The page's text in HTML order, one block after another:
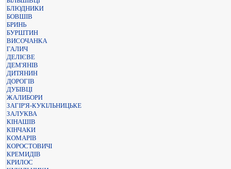
БЛЮДНИКИ
БОВШІВ
БРИНЬ
БУРШТИН
ВИСОЧАНКА
ГАЛИЧ
ДЕЛІЄВЕ
ДЕМ'ЯНІВ
ДИТЯНИН
ДОРОГІВ
ДУБІВЦІ
ЖАЛИБОРИ
ЗАГІР'Я-КУКІЛЬНИЦЬКЕ
ЗАЛУКВА
КІНАШІВ
КІНЧАКИ
КОМАРІВ
КОРОСТОВИЧІ
КРЕМИДІВ
КРИЛОС